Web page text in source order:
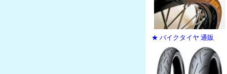
★ バイクタイヤ 通販